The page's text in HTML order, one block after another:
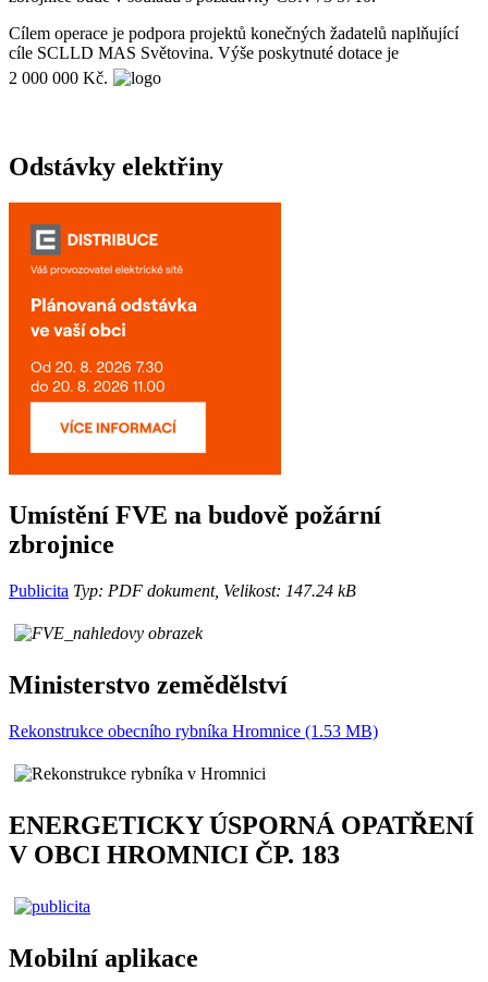
Cílem operace je podpora projektů konečných žadatelů naplňující
cíle SCLLD MAS Světovina. Výše poskytnuté dotace je
2 000 000 Kč.
Odstávky elektřiny
Umístění FVE na budově požární
zbrojnice
Publicita Typ: PDF dokument, Velikost: 147.24 kB
Ministerstvo zemědělství
Rekonstrukce obecního rybníka Hromnice (1.53 MB)
ENERGETICKY ÚSPORNÁ OPATŘENÍ
V OBCI HROMNICI ČP. 183
Mobilní aplikace